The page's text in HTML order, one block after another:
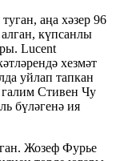
аңа хәзер 96
күпсанлы
Lucent
хезмәт
уйлап тапкан
Стивен Чу
бүләгенә ия
Жозеф Фурье